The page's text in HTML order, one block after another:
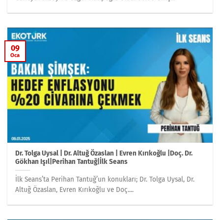
Dr. Tolga Uysal | Dr. Altuğ Özaslan | Evren Kırıkoğlu |Doç. Dr.
Gökhan Işıl|Perihan Tantuğ|İlk Seans
İlk Seans’ta Perihan Tantuğ’un konukları; Dr. Tolga Uysal, Dr.
Altuğ Özaslan, Evren Kırıkoğlu ve Doç....
09
Oca